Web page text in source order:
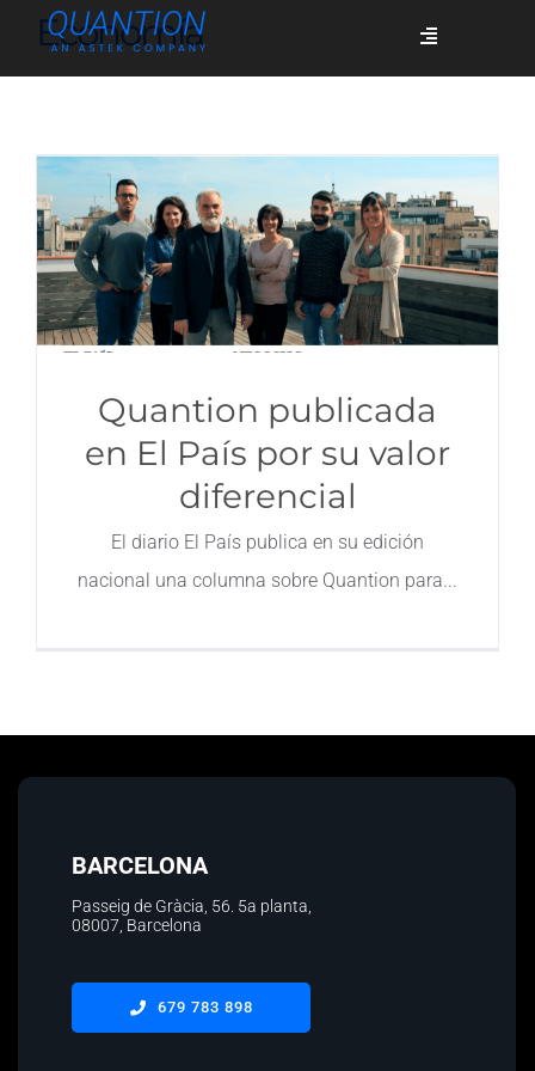
Toggle
Quiénes somos
Casos de éxito
Contacto
Economía
Quantion publicada
en El País por su valor
diferencial
El diario El País publica en su edición
nacional una columna sobre Quantion para
BARCELONA
Passeig de Gràcia, 56. 5a planta
08007, Barcelona
679 783 898